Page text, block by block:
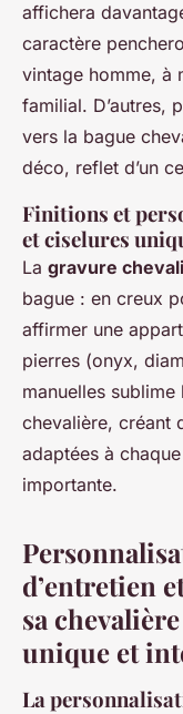
affichera
caractère
vintage homme, à
familial. D’autres,
vers la bague
déco, reflet d’un
Finitions et
et ciselures
La gravure
bague : en creux
affirmer une
pierres (onyx,
manuelles
chevalière, créant
adaptées à
importante.
d’entretien
sa
unique et
La